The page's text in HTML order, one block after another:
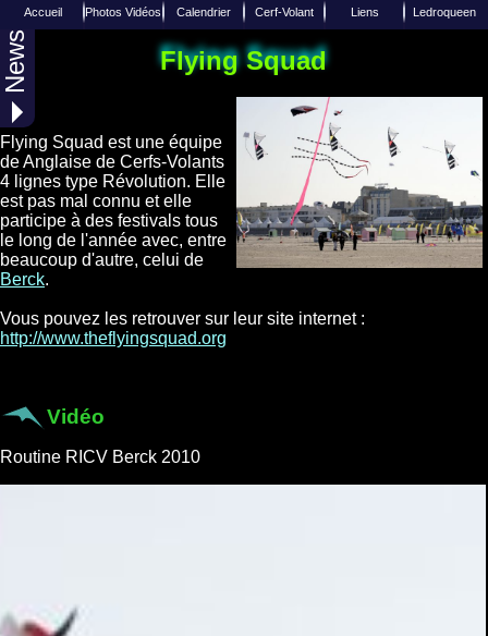
Accueil
Accueil
Photos Vidéos
Reportages
Albums Photos
Diverses vidéos
Web TV
Calendrier
Calendrier 2027
Calendrier 2026
Toutes les années
Cerf-Volant
Photo aérienne
Techniques
Liens
Liens de Cerfs-Volants
Liens de divers sites Internets
Ledroqueen
Insèrer un Lien
Joindre Ledroqueen
Twitter
Over-Blog
News Flying Squad
Flying Squad est une équipe
de Anglaise de Cerfs-Volants
4 lignes type Révolution. Elle
est pas mal connu et elle
participe à des festivals tous
le long de l'année avec, entre
beaucoup d'autre, celui de
Berck.
Vous pouvez les retrouver sur leur site internet :
http://www.theflyingsquad.org
Vidéo
Routine RICV Berck 2010